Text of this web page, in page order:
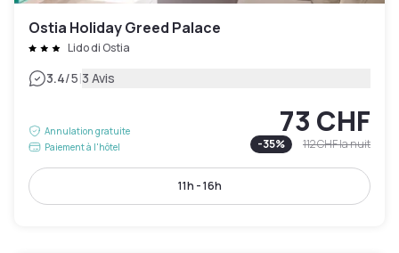
Ostia Holiday Greed Palace
Lido di Ostia
3.4/5|3 Avis
Annulation gratuite
Paiement à l'hôtel
73 CHF
-35% 112 CHFla nuit
11h - 16h